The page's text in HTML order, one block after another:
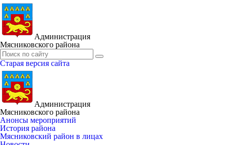
Администрация
Мясниковского района
Старая версия сайта
Администрация
Мясниковского района
Анонсы мероприятий
История района
Мясниковский район в лицах